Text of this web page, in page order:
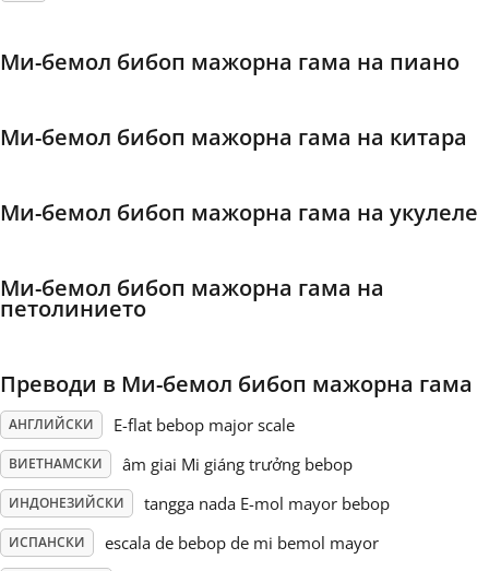
日本語
Português
Русский
Mи-бемол бибоп мажорна гама на пиано
Mи-бемол бибоп мажорна гама на китара
Mи-бемол бибоп мажорна гама на укулеле
Mи-бемол бибоп мажорна гама на
петолинието
Преводи в Mи-бемол бибоп мажорна гама
АНГЛИЙСКИ E-flat bebop major scale
ВИЕТНАМСКИ âm giai Mi giáng trưởng bebop
ИНДОНЕЗИЙСКИ tangga nada E-mol mayor bebop
ИСПАНСКИ escala de bebop de mi bemol mayor